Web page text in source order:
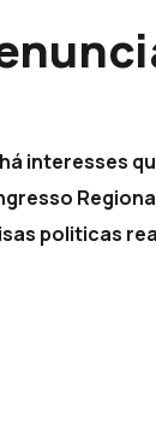
interesses
politicas